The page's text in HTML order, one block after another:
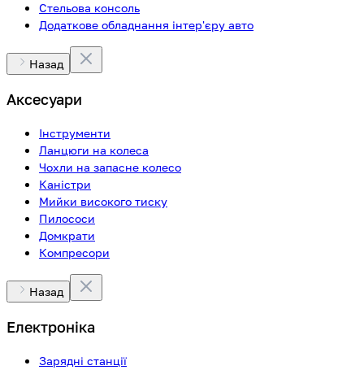
Стельова консоль
Додаткове обладнання інтер'єру авто
Назад
Аксесуари
Інструменти
Ланцюги на колеса
Чохли на запасне колесо
Каністри
Мийки високого тиску
Пилососи
Домкрати
Компресори
Назад
Електроніка
Зарядні станції